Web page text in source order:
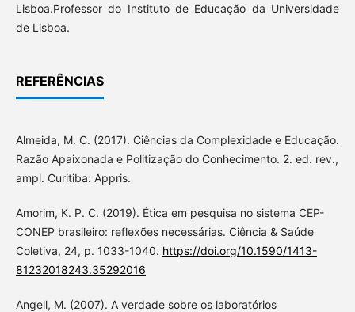
Lisboa.Professor do Instituto de Educação da Universidade
de Lisboa.
REFERÊNCIAS
Almeida, M. C. (2017). Ciências da Complexidade e Educação.
Razão Apaixonada e Politização do Conhecimento. 2. ed. rev.,
ampl. Curitiba: Appris.
Amorim, K. P. C. (2019). Ética em pesquisa no sistema CEP-
CONEP brasileiro: reflexões necessárias. Ciência & Saúde
Coletiva, 24, p. 1033-1040. https://doi.org/10.1590/1413-
81232018243.35292016
Angell, M. (2007). A verdade sobre os laboratórios